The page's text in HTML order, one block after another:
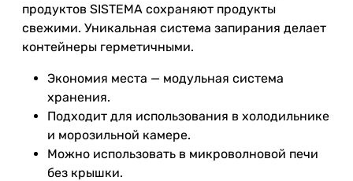
продуктов SISTEMA сохраняют продукты
свежими. Уникальная система запирания делает
контейнеры герметичными.
Экономия места — модульная система
хранения.
Подходит для использования в холодильнике
и морозильной камере.
Можно использовать в микроволновой печи
без крышки.